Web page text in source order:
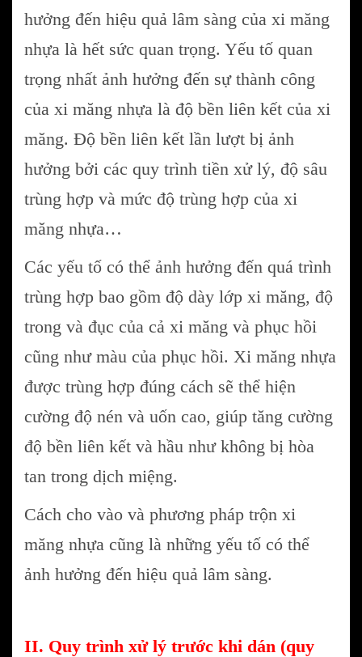
hưởng đến hiệu quả lâm sàng của xi măng
nhựa là hết sức quan trọng. Yếu tố quan
trọng nhất ảnh hưởng đến sự thành công
của xi măng nhựa là độ bền liên kết của xi
măng. Độ bền liên kết lần lượt bị ảnh
hưởng bởi các quy trình tiền xử lý, độ sâu
trùng hợp và mức độ trùng hợp của xi
măng nhựa…
Các yếu tố có thể ảnh hưởng đến quá trình
trùng hợp bao gồm độ dày lớp xi măng, độ
trong và đục của cả xi măng và phục hồi
cũng như màu của phục hồi. Xi măng nhựa
được trùng hợp đúng cách sẽ thể hiện
cường độ nén và uốn cao, giúp tăng cường
độ bền liên kết và hầu như không bị hòa
tan trong dịch miệng.
Cách cho vào và phương pháp trộn xi
măng nhựa cũng là những yếu tố có thể
ảnh hưởng đến hiệu quả lâm sàng.
II. Quy trình xử lý trước khi dán (quy